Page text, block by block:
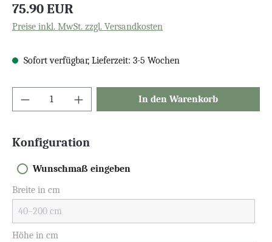
75.90 EUR
Preise inkl. MwSt. zzgl. Versandkosten
Sofort verfügbar, Lieferzeit: 3-5 Wochen
In den Warenkorb
Konfiguration
Wunschmaß eingeben
Breite in cm
Höhe in cm